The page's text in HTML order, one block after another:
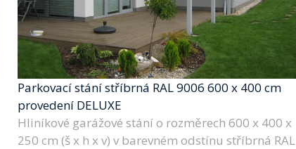
Parkovací stání stříbrná RAL 9006 600 x 400 cm
provedení DELUXE
Hliníkové garážové stání o rozměrech 600 x 400 x
250 cm (š x h x v) v barevném odstínu stříbrná RAL